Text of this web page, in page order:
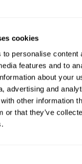
cookies
to personalise content
features and to
about your
advertising and
other information
or that they’ve
visual?
nos permite realizar
día a día. Nuestra
con un entorno
de la calidad de
percepción puede ser de
de la vida: en ámbitos
para leer los